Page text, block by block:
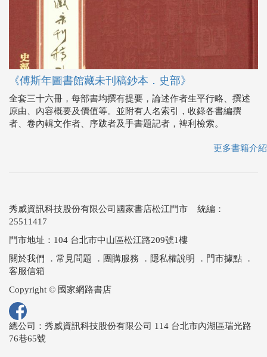
《傅斯年圖書館藏未刊稿鈔本．史部》
全套三十六冊，每部書均撰有提要，論述作者生平行略、撰述
原由、內容概要及價值等。並附有人名索引，收錄各書編撰
者、卷內輯文作者、序跋者及手書題記者，裨利檢索。
更多書籍介紹
秀威資訊科技股份有限公司國家書店松江門市 統編：
25511417
門市地址：104 台北市中山區松江路209號1樓
關於我們
． 常見問題 ． 團購服務 ． 隱私權說明 ． 門市據點 ．
客服信箱
Copyright © 國家網路書店
總公司：秀威資訊科技股份有限公司 114 台北市內湖區瑞光路
76巷65號